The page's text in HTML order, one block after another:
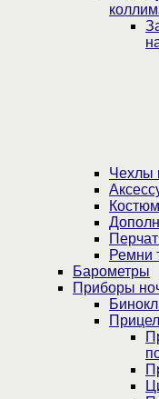
Чехлы
Ремни
Барометры
Приборы